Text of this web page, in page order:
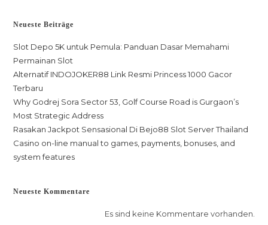
Neueste Beiträge
Slot Depo 5K untuk Pemula: Panduan Dasar Memahami
Permainan Slot
Alternatif INDOJOKER88 Link Resmi Princess 1000 Gacor
Terbaru
Why Godrej Sora Sector 53, Golf Course Road is Gurgaon’s
Most Strategic Address
Rasakan Jackpot Sensasional Di Bejo88 Slot Server Thailand
Casino on-line manual to games, payments, bonuses, and
system features
Neueste Kommentare
Es sind keine Kommentare vorhanden.